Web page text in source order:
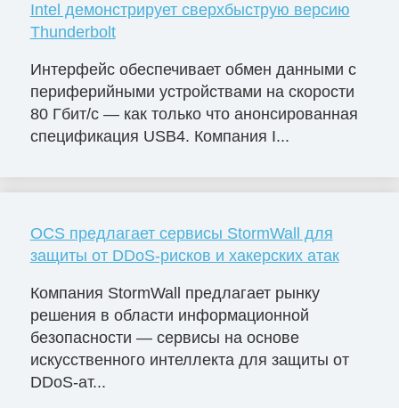
Intel демонстрирует сверхбыструю версию
Thunderbolt
Интерфейс обеспечивает обмен данными с
периферийными устройствами на скорости
80 Гбит/с — как только что анонсированная
спецификация USB4. Компания I...
OCS предлагает сервисы StormWall для
защиты от DDoS-рисков и хакерских атак
Компания StormWall предлагает рынку
решения в области информационной
безопасности — сервисы на основе
искусственного интеллекта для защиты от
DDoS-ат...